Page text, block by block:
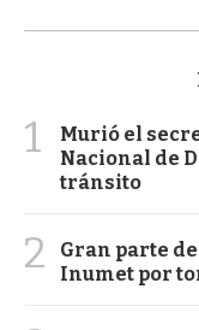
1
Murió el
Nacional de
tránsito
2
Gran parte
Inumet por